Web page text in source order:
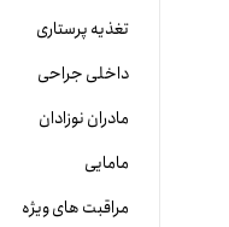
تغذیه پرستاری
داخلی جراحی
مادران نوزادان
مامایی
مراقبت های ویژه